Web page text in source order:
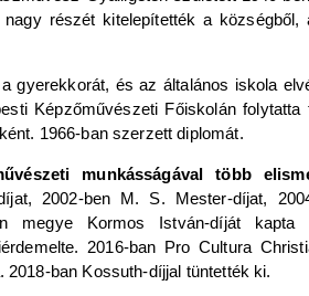
nagy részét kitelepítették a
gyerekkorát, és az általános iskola
Képzőművészeti Főiskolán
1966-ban szerzett diplomát.
munkásságával több
2002-ben M. S. Mester-díjat,
megye Kormos István-díját
2016-ban Pro Cultura
2018-ban Kossuth-díjjal tüntették ki.